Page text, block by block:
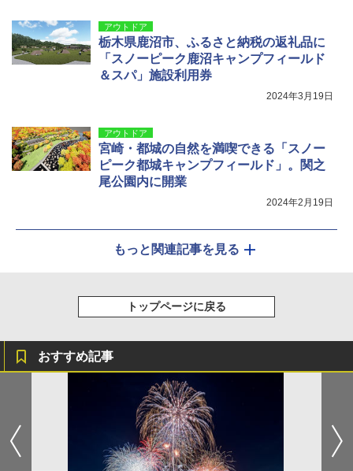
アウトドア
栃木県鹿沼市、ふるさと納税の返礼品に
「スノーピーク鹿沼キャンプフィールド
＆スパ」施設利用券
2024年3月19日
アウトドア
宮崎・都城の自然を満喫できる「スノー
ピーク都城キャンプフィールド」。関之
尾公園内に開業
2024年2月19日
もっと関連記事を見る
トップページに戻る
おすすめ記事